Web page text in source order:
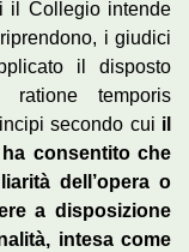
il Collegio intende
i giudici
il disposto
temporis
secondo cui il
consentito che
dell’opera o
a disposizione
intesa come